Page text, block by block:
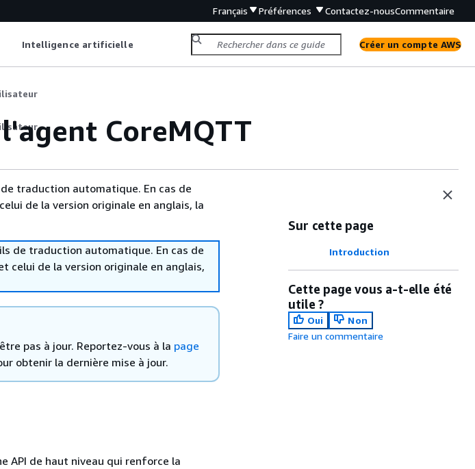
Français Préférences Contactez-nousCommentaire
Intelligence artificielle Créer un compte AWS
CoreMQTT
traduction automatique. En cas de
de la version originale en anglais, la
de traduction automatique. En cas de
de la version originale en anglais,
pas à jour. Reportez-vous à la page
obtenir la dernière mise à jour.
API de haut niveau qui renforce la
Sur cette page
Introduction
Cette page vous a-t-elle été
utile ?
Oui
Non
Faire un commentaire